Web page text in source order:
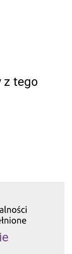
z tego